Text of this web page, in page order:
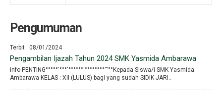
Pengumuman
Terbit : 08/01/2024
Pengambilan Ijazah Tahun 2024 SMK Yasmida Ambarawa
info PENTING°°°°°′°°°′°°°°°°′°°°°°°°°′′′°°Kepada Siswa/i SMK Yasmida
Ambarawa KELAS : XII (LULUS) bagi yang sudah SIDIK JARI..